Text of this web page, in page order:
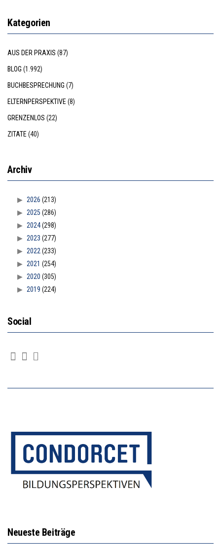
Kategorien
AUS DER PRAXIS (87)
BLOG (1.992)
BUCHBESPRECHUNG (7)
ELTERNPERSPEKTIVE (8)
GRENZENLOS (22)
ZITATE (40)
Archiv
2026 (213)
2025 (286)
2024(298)
2023 (277)
2022 (233)
2021 (254)
2020 (305)
2019 (224)
Social
Neueste Beiträge